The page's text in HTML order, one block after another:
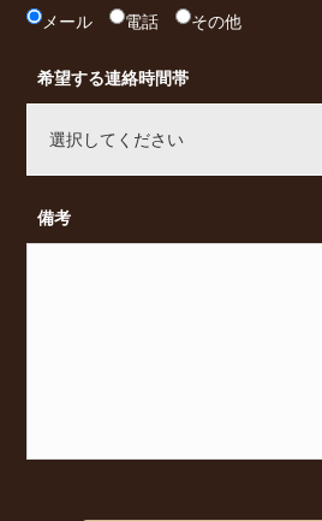
メール 電話 その他
希望する連絡時間帯
備考